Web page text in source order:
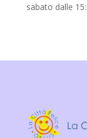
sabato dalle